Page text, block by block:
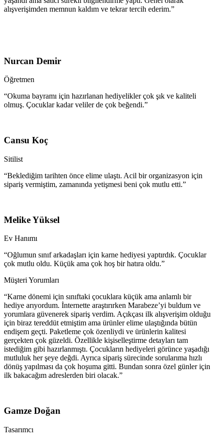
alışverişimden memnun kaldım ve tekrar tercih ederim.”
Nurcan Demir
Öğretmen
“Okuma bayramı için hazırlanan hediyelikler çok şık ve kaliteli
olmuş. Çocuklar kadar veliler de çok beğendi.”
Cansu Koç
Sitilist
“Beklediğim tarihten önce elime ulaştı. Acil bir organizasyon için
sipariş vermiştim, zamanında yetişmesi beni çok mutlu etti.”
Melike Yüksel
Ev Hanımı
“Oğlumun sınıf arkadaşları için karne hediyesi yaptırdık. Çocuklar
çok mutlu oldu. Küçük ama çok hoş bir hatıra oldu.”
Müşteri Yorumları
“Karne dönemi için sınıftaki çocuklara küçük ama anlamlı bir
hediye arıyordum. İnternette araştırırken Marabeze’yi buldum ve
yorumlara güvenerek sipariş verdim. Açıkçası ilk alışverişim olduğu
için biraz tereddüt etmiştim ama ürünler elime ulaştığında bütün
endişem geçti. Paketleme çok özenliydi ve ürünlerin kalitesi
gerçekten çok güzeldi. Özellikle kişiselleştirme detayları tam
istediğim gibi hazırlanmıştı. Çocukların hediyeleri görünce yaşadığı
mutluluk her şeye değdi. Ayrıca sipariş sürecinde sorularıma hızlı
dönüş yapılması da çok hoşuma gitti. Bundan sonra özel günler için
ilk bakacağım adreslerden biri olacak.”
Gamze Doğan
Tasarımcı